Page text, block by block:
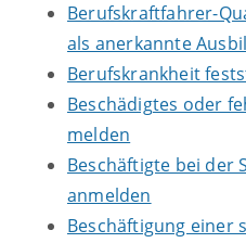
Berufskraftfahrer-
als anerkannte
Berufskrankheit
Beschädigtes oder
melden
Beschäftigte bei der
anmelden
Beschäftigung einer